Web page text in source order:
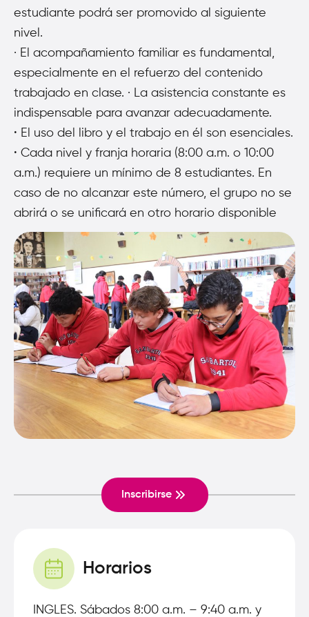
estudiante podrá ser promovido al siguiente
nivel.
· El acompañamiento familiar es fundamental,
especialmente en el refuerzo del contenido
trabajado en clase. · La asistencia constante es
indispensable para avanzar adecuadamente.
· El uso del libro y el trabajo en él son esenciales.
· Cada nivel y franja horaria (8:00 a.m. o 10:00
a.m.) requiere un mínimo de 8 estudiantes. En
caso de no alcanzar este número, el grupo no se
abrirá o se unificará en otro horario disponible
Inscribirse
Horarios
INGLES. Sábados 8:00 a.m. – 9:40 a.m. y